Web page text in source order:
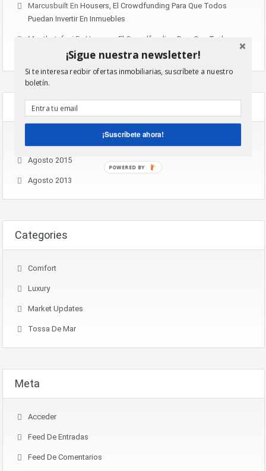
Marcusbuilt En Housers, El Crowdfunding Para Que Todos
Puedan Invertir En Inmuebles
Mostbet_fuei En Housers, El Crowdfunding Para Que Todos
Puedan Invertir En Inmuebles
Archives
Agosto 2015
Agosto 2013
Categories
Comfort
Luxury
Market Updates
Tossa De Mar
Meta
Acceder
Feed De Entradas
Feed De Comentarios
¡Sigue nuestra newsletter!
Si te interesa recibir ofertas inmobiliarias, suscríbete a nuestro
boletín.
¡Suscríbete ahora!
POWERED BY